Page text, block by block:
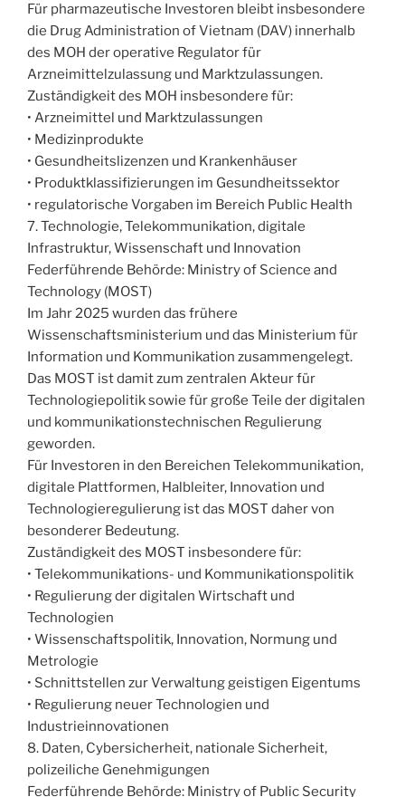
Für pharmazeutische Investoren bleibt insbesondere
die Drug Administration of Vietnam (DAV) innerhalb
des MOH der operative Regulator für
Arzneimittelzulassung und Marktzulassungen.
Zuständigkeit des MOH insbesondere für:
• Arzneimittel und Marktzulassungen
• Medizinprodukte
• Gesundheitslizenzen und Krankenhäuser
• Produktklassifizierungen im Gesundheitssektor
• regulatorische Vorgaben im Bereich Public Health
7. Technologie, Telekommunikation, digitale
Infrastruktur, Wissenschaft und Innovation
Federführende Behörde: Ministry of Science and
Technology (MOST)
Im Jahr 2025 wurden das frühere
Wissenschaftsministerium und das Ministerium für
Information und Kommunikation zusammengelegt.
Das MOST ist damit zum zentralen Akteur für
Technologiepolitik sowie für große Teile der digitalen
und kommunikationstechnischen Regulierung
geworden.
Für Investoren in den Bereichen Telekommunikation,
digitale Plattformen, Halbleiter, Innovation und
Technologieregulierung ist das MOST daher von
besonderer Bedeutung.
Zuständigkeit des MOST insbesondere für:
• Telekommunikations- und Kommunikationspolitik
• Regulierung der digitalen Wirtschaft und
Technologien
• Wissenschaftspolitik, Innovation, Normung und
Metrologie
• Schnittstellen zur Verwaltung geistigen Eigentums
• Regulierung neuer Technologien und
Industrieinnovationen
8. Daten, Cybersicherheit, nationale Sicherheit,
polizeiliche Genehmigungen
Federführende Behörde: Ministry of Public Security